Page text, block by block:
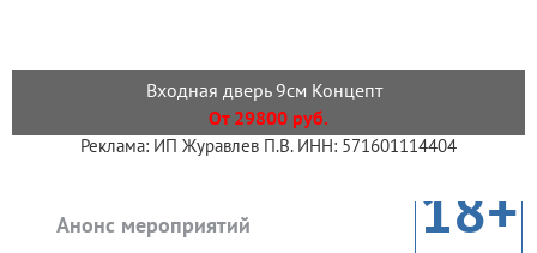
Входная дверь 9см Концепт
От 29800 руб.
Реклама: ИП Журавлев П.В. ИНН: 571601114404
Анонс мероприятий 18+